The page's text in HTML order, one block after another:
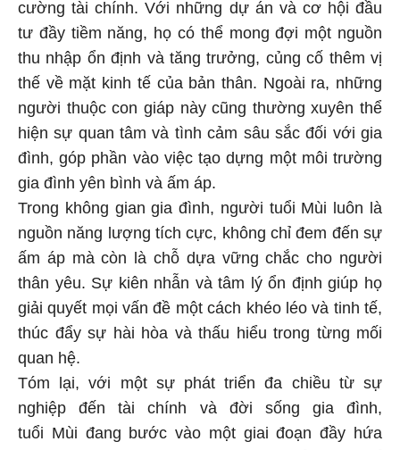
cường tài chính. Với những dự án và cơ hội đầu
tư đầy tiềm năng, họ có thể mong đợi một nguồn
thu nhập ổn định và tăng trưởng, củng cố thêm vị
thế về mặt kinh tế của bản thân. Ngoài ra, những
người thuộc con giáp này cũng thường xuyên thể
hiện sự quan tâm và tình cảm sâu sắc đối với gia
đình, góp phần vào việc tạo dựng một môi trường
gia đình yên bình và ấm áp.
Trong không gian gia đình, người tuổi Mùi luôn là
nguồn năng lượng tích cực, không chỉ đem đến sự
ấm áp mà còn là chỗ dựa vững chắc cho người
thân yêu. Sự kiên nhẫn và tâm lý ổn định giúp họ
giải quyết mọi vấn đề một cách khéo léo và tinh tế,
thúc đẩy sự hài hòa và thấu hiểu trong từng mối
quan hệ.
Tóm lại, với một sự phát triển đa chiều từ sự
nghiệp đến tài chính và đời sống gia đình,
tuổi Mùi đang bước vào một giai đoạn đầy hứa